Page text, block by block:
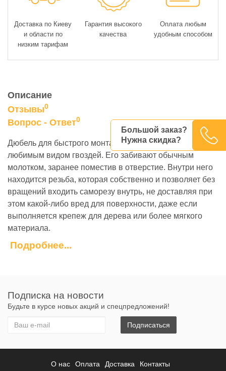
Большой заказ?
Нужна скидка?
Доставка по Киеву
и области по
низким тарифам
Гарантия высокого
качества
Оплата любым
удобным способом
Описание
Отзывы0
Вопрос - Ответ0
Дюбель для быстрого монтажа является самым
любимым видом гвоздей. Его забивают обычным
молотком, заранее поместив в отверстие. Внутри него
находится резьба, которая собственно и позволяет без
вращений входить саморезу внутрь, не доставляя при
этом какой-либо вред для поверхности, даже если
выполняется крепеж для дерева или более мягкого
материала.
Описание:
Крепление:
в бетон
кирпич
Используется для крепления металлических профилей
к основанию.
Подробнее...
Подписка на новости
Будьте в курсе новых акций и спецпредложений!
Подписаться
О нас Оплата Доставка Контакты